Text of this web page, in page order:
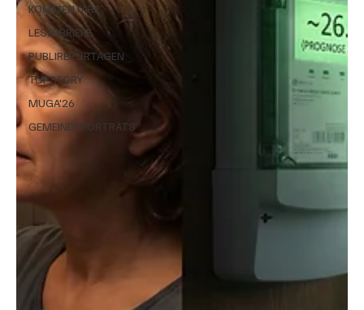
KOMMENTARE
LESERBRIEFE
PUBLIREPORTAGEN
TOPSTORY
MUGA'26
GEMEINDEPORTRÄTS